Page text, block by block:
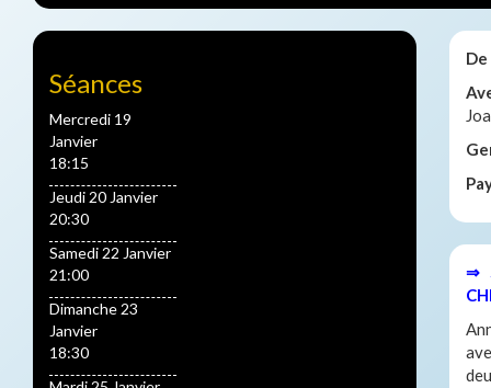
Séances
Mercredi 19
Janvier
18:15
Jeudi 20 Janvier
20:30
Samedi 22 Janvier
21:00
Dimanche 23
Janvier
18:30
De
⇒